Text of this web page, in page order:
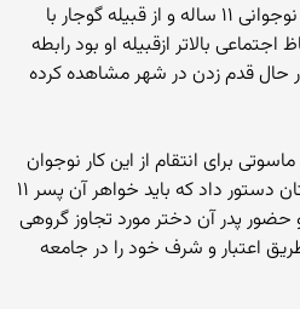
طبق این گزارش برادر این دختر، نوجوانی ۱۱ ساله و از قبیله گوجار با
بالاتر ازقبیله او بود رابطه
در حال قدم زدن در شهر مشاهده کرده
برای انتقام از این کار نوجوان
طبق قواعد عرفی حاکم در پاکستان دستور داد که باید خواهر آن پسر ۱۱
پدر آن دختر مورد تجاوز گروهی
طریق اعتبار و شرف خود را در جامعه